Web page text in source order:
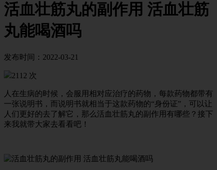
活血壮筋丸的副作用 活血壮筋
丸能喝酒吗
发布时间：2022-03-21
2112 次
人在生病的时候，会服用相对应治疗的药物，每款药物都带有
一张说明书，而说明书就相当于这款药物的“身份证”，可以让
人们更好的去了解它，那么活血壮筋丸的副作用有哪些？接下
来我就带大家去看看吧！